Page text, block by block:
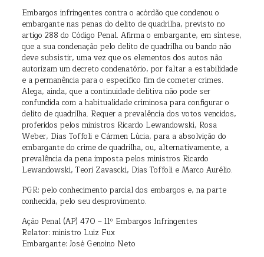
Embargos infringentes contra o acórdão que condenou o
embargante nas penas do delito de quadrilha, previsto no
artigo 288 do Código Penal. Afirma o embargante, em síntese,
que a sua condenação pelo delito de quadrilha ou bando não
deve subsistir, uma vez que os elementos dos autos não
autorizam um decreto condenatório, por faltar a estabilidade
e a permanência para o específico fim de cometer crimes.
Alega, ainda, que a continuidade delitiva não pode ser
confundida com a habitualidade criminosa para configurar o
delito de quadrilha. Requer a prevalência dos votos vencidos,
proferidos pelos ministros Ricardo Lewandowski, Rosa
Weber, Dias Toffoli e Cármen Lúcia, para a absolvição do
embargante do crime de quadrilha, ou, alternativamente, a
prevalência da pena imposta pelos ministros Ricardo
Lewandowski, Teori Zavascki, Dias Toffoli e Marco Aurélio.
PGR: pelo conhecimento parcial dos embargos e, na parte
conhecida, pelo seu desprovimento.
Ação Penal (AP) 470 – 11º Embargos Infringentes
Relator: ministro Luiz Fux
Embargante: José Genoino Neto